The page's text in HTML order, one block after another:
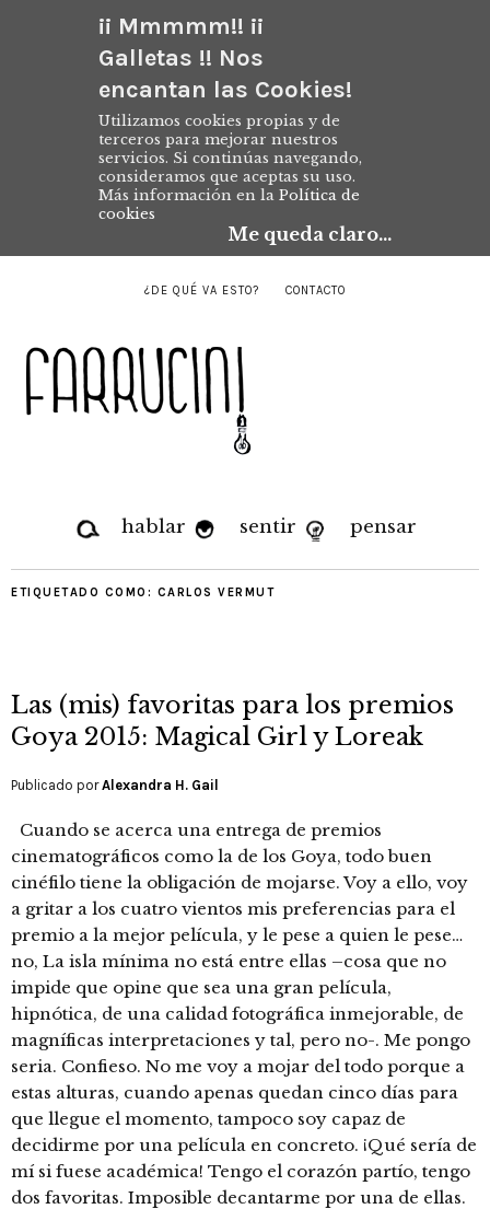
¡¡ Mmmmm!! ¡¡
Galletas !! Nos
encantan las Cookies!
Utilizamos cookies propias y de
terceros para mejorar nuestros
servicios. Si continúas navegando,
consideramos que aceptas su uso.
Más información en la Política de
cookies
Me queda claro...
¿DE QUÉ VA ESTO? CONTACTO
hablar sentir pensar
ETIQUETADO COMO: CARLOS VERMUT
Las (mis) favoritas para los premios
Goya 2015: Magical Girl y Loreak
Publicado porAlexandra H. Gail
Cuando se acerca una entrega de premios
cinematográficos como la de los Goya, todo buen
cinéfilo tiene la obligación de mojarse. Voy a ello, voy
a gritar a los cuatro vientos mis preferencias para el
premio a la mejor película, y le pese a quien le pese…
no, La isla mínima no está entre ellas –cosa que no
impide que opine que sea una gran película,
hipnótica, de una calidad fotográfica inmejorable, de
magníficas interpretaciones y tal, pero no-. Me pongo
seria. Confieso. No me voy a mojar del todo porque a
estas alturas, cuando apenas quedan cinco días para
que llegue el momento, tampoco soy capaz de
decidirme por una película en concreto. ¡Qué sería de
mí si fuese académica! Tengo el corazón partío, tengo
dos favoritas. Imposible decantarme por una de ellas.